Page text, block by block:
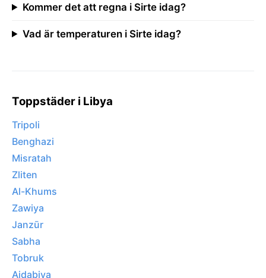
Kommer det att regna i Sirte idag?
Vad är temperaturen i Sirte idag?
Toppstäder i Libya
Tripoli
Benghazi
Misratah
Zliten
Al-Khums
Zawiya
Janzūr
Sabha
Tobruk
Ajdabiya